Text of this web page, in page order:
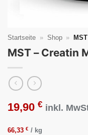
Startseite » Shop »
MST – Creatin
19,90 € inkl.
66,33 € / kg